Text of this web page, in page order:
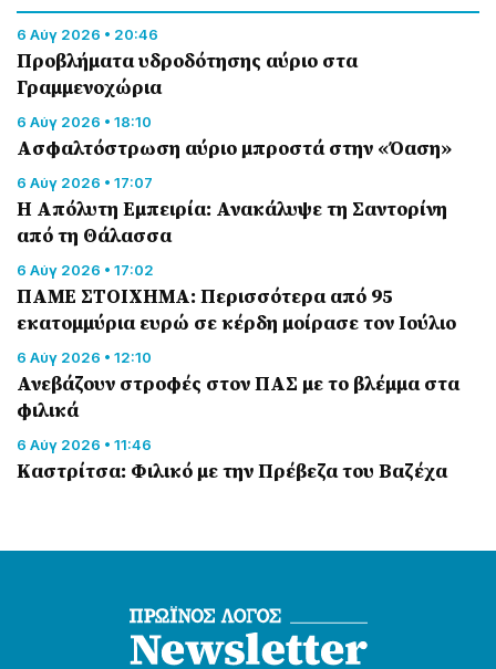
6 Αύγ 2026 • 20:46
Προβλήματα υδροδότησης αύριο στα
Γραμμενοχώρια
6 Αύγ 2026 • 18:10
Ασφαλτόστρωση αύριο μπροστά στην «Όαση»
6 Αύγ 2026 • 17:07
Η Απόλυτη Εμπειρία: Ανακάλυψε τη Σαντορίνη
από τη Θάλασσα
6 Αύγ 2026 • 17:02
ΠΑΜΕ ΣΤΟΙΧΗΜΑ: Περισσότερα από 95
εκατομμύρια ευρώ σε κέρδη μοίρασε τον Ιούλιο
6 Αύγ 2026 • 12:10
Ανεβάζουν στροφές στον ΠΑΣ με το βλέμμα στα
φιλικά
6 Αύγ 2026 • 11:46
Καστρίτσα: Φιλικό με την Πρέβεζα του Βαζέχα